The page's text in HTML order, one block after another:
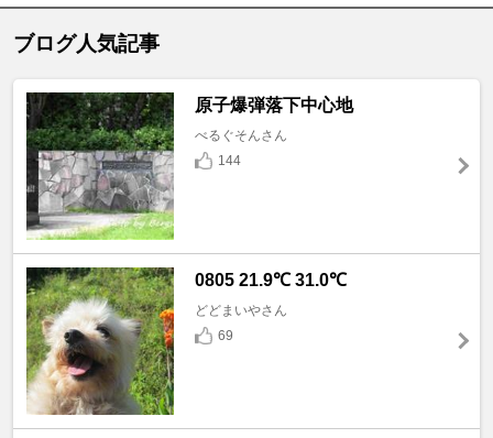
ブログ人気記事
原子爆弾落下中心地
べるぐそんさん
144
0805 21.9℃ 31.0℃
どどまいやさん
69